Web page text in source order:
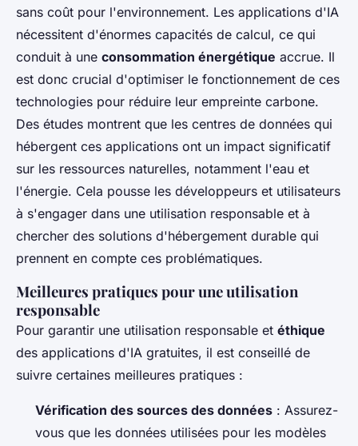
sans coût pour l'environnement. Les applications d'IA
nécessitent d'énormes capacités de calcul, ce qui
conduit à une consommation énergétique accrue. Il
est donc crucial d'optimiser le fonctionnement de ces
technologies pour réduire leur empreinte carbone.
Des études montrent que les centres de données qui
hébergent ces applications ont un impact significatif
sur les ressources naturelles, notamment l'eau et
l'énergie. Cela pousse les développeurs et utilisateurs
à s'engager dans une utilisation responsable et à
chercher des solutions d'hébergement durable qui
prennent en compte ces problématiques.
Meilleures pratiques pour une utilisation
responsable
Pour garantir une utilisation responsable et éthique
des applications d'IA gratuites, il est conseillé de
suivre certaines meilleures pratiques :
Vérification des sources des données : Assurez-
vous que les données utilisées pour les modèles